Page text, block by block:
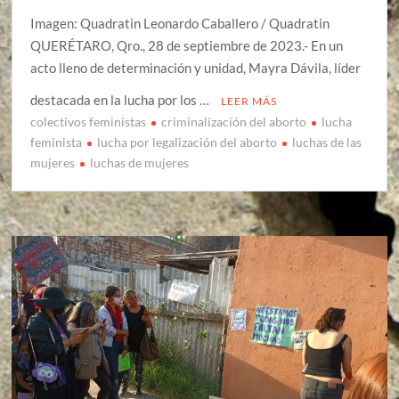
Imagen: Quadratin Leonardo Caballero / Quadratin
QUERÉTARO, Qro., 28 de septiembre de 2023.- En un
acto lleno de determinación y unidad, Mayra Dávila, líder
destacada en la lucha por los …
LEER MÁS
colectivos feministas criminalización del aborto
lucha
feminista
lucha por legalización del aborto
luchas de las
mujeres
luchas de mujeres